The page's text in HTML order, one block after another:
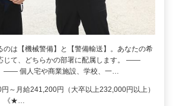
のは【機械警備】と【警備輸送】。あなたの希
じて、どちらかの部署に配属します。 ――
―― 個人宅や商業施設、学校、一…
～月給241,200円（大卒以上232,000円以上）
《★…